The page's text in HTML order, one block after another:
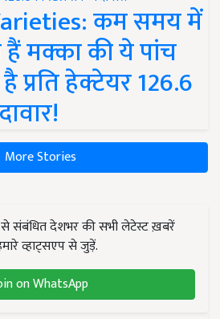
कम समय में
हैं मक्का की ये पांच
प्रति हेक्टेयर 126.6
More Stories
संबंधित देशभर की सभी लेटेस्ट ख़बरें
व्हाट्सएप से जुड़ें.
on WhatsApp